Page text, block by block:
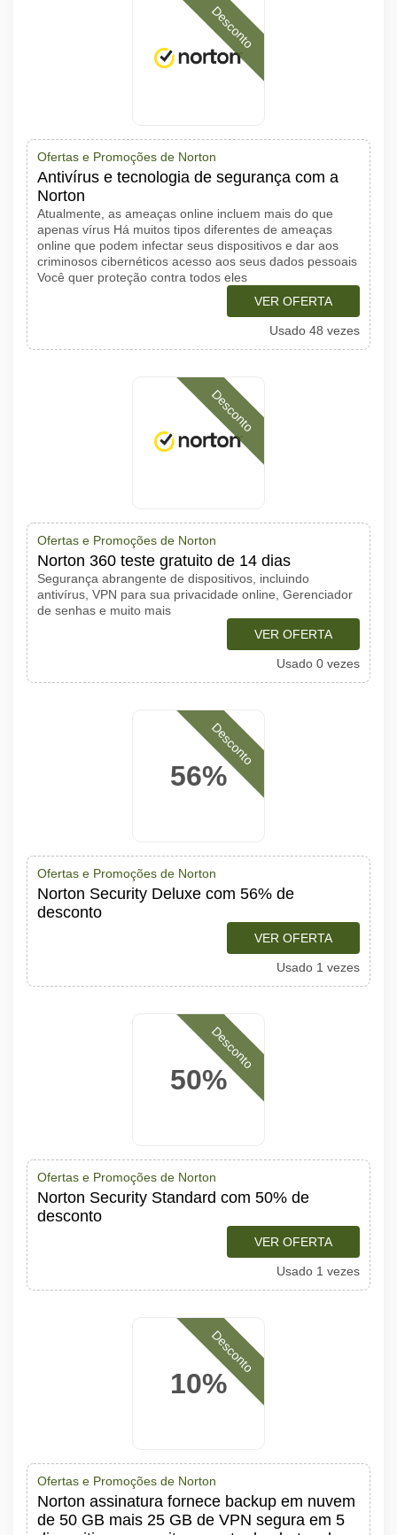
Desconto
Ofertas e Promoções de Norton
Antivírus e tecnologia de segurança com a
Norton
Atualmente, as ameaças online incluem mais do que
apenas vírus Há muitos tipos diferentes de ameaças
online que podem infectar seus dispositivos e dar aos
criminosos cibernéticos acesso aos seus dados pessoais
Você quer proteção contra todos eles
VER OFERTA
Usado 48 vezes
Desconto
Ofertas e Promoções de Norton
Norton 360 teste gratuito de 14 dias
Segurança abrangente de dispositivos, incluindo
antivírus, VPN para sua privacidade online, Gerenciador
de senhas e muito mais
VER OFERTA
Usado 0 vezes
56%
Desconto
Ofertas e Promoções de Norton
Norton Security Deluxe com 56% de
desconto
VER OFERTA
Usado 1 vezes
50%
Desconto
Ofertas e Promoções de Norton
Norton Security Standard com 50% de
desconto
VER OFERTA
Usado 1 vezes
10%
Desconto
Ofertas e Promoções de Norton
Norton assinatura fornece backup em nuvem
de 50 GB mais 25 GB de VPN segura em 5